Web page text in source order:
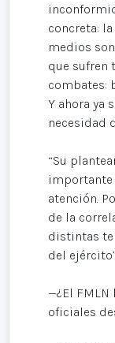
concreta:
medios
que sufren
combates:
Y ahora ya
necesidad
“Su
importante
atención.
de la
distintas
del
—¿El
oficiales